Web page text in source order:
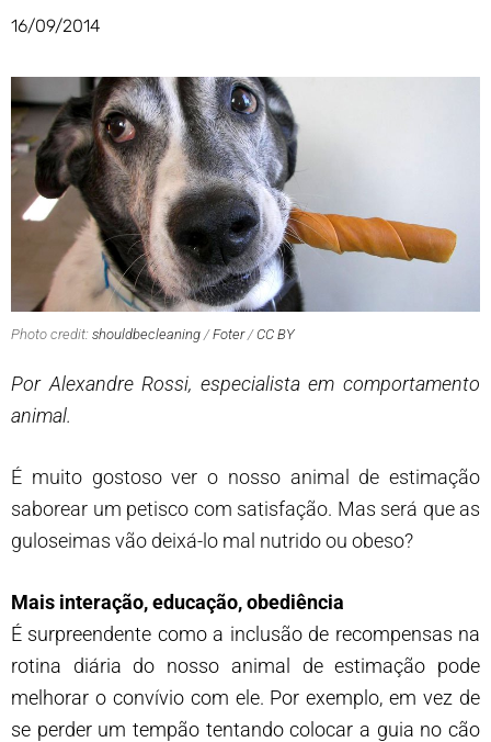
16/09/2014
Photo credit: shouldbecleaning /Foter/CC BY
Por Alexandre Rossi, especialista em comportamento
animal.
É muito gostoso ver o nosso animal de estimação
saborear um petisco com satisfação. Mas será que as
guloseimas vão deixá-lo mal nutrido ou obeso?
Mais interação, educação, obediência
É surpreendente como a inclusão de recompensas na
rotina diária do nosso animal de estimação pode
melhorar o convívio com ele. Por exemplo, em vez de
se perder um tempão tentando colocar a guia no cão